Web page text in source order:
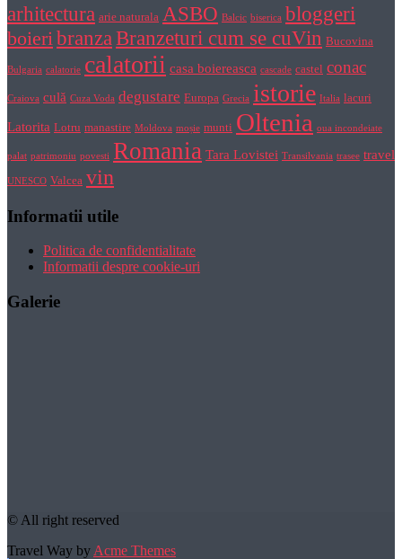
arhitectura arie naturala ASBO Balcic biserica bloggeri
boieribranza Branzeturi cum se cuVin Bucovina
Bulgaria calatorie calatorii casa boiereasca cascade castel conac
Craiova culă Cuza Voda degustare Europa Grecia istorie Italia lacuri
Latorita Lotru manastire Moldova moșie munti Oltenia oua incondeiate
palat patrimoniu povesti Romania Tara Lovistei Transilvania trasee travel
UNESCO Valcea vin
Informatii utile
Politica de confidentialitate
Informatii despre cookie-uri
Galerie
© All right reserved
Travel Way by Acme Themes